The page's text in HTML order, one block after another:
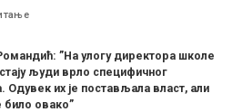
”На улогу директора школе
људи врло специфичног
Одувек их је постављала власт, али
било овако”